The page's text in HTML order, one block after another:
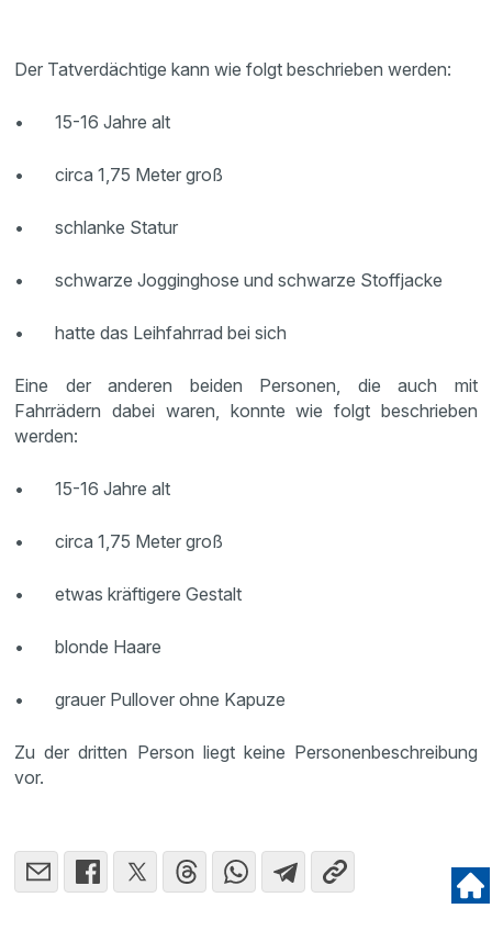
Der Tatverdächtige kann wie folgt beschrieben werden:
• 15-16 Jahre alt
• circa 1,75 Meter groß
• schlanke Statur
• schwarze Jogginghose und schwarze Stoffjacke
• hatte das Leihfahrrad bei sich
Eine der anderen beiden Personen, die auch mit
Fahrrädern dabei waren, konnte wie folgt beschrieben
werden:
• 15-16 Jahre alt
• circa 1,75 Meter groß
• etwas kräftigere Gestalt
• blonde Haare
• grauer Pullover ohne Kapuze
Zu der dritten Person liegt keine Personenbeschreibung
vor.